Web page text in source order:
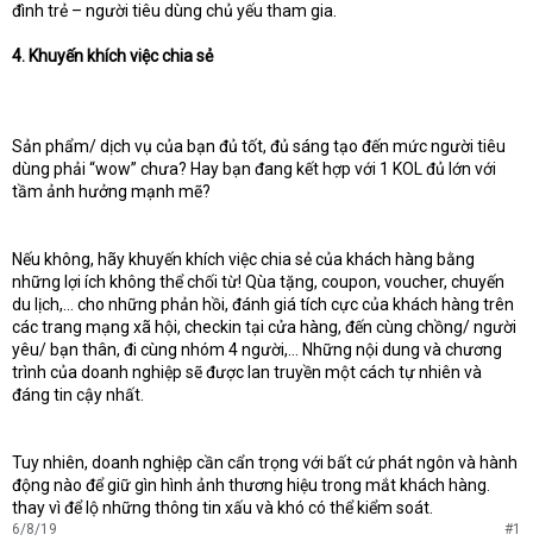
đình trẻ – người tiêu dùng chủ yếu tham gia.
4. Khuyến khích việc chia sẻ
Sản phẩm/ dịch vụ của bạn đủ tốt, đủ sáng tạo đến mức người tiêu
dùng phải “wow” chưa? Hay bạn đang kết hợp với 1 KOL đủ lớn với
tầm ảnh hưởng mạnh mẽ?
Nếu không, hãy khuyến khích việc chia sẻ của khách hàng bằng
những lợi ích không thể chối từ! Qùa tặng, coupon, voucher, chuyến
du lịch,… cho những phản hồi, đánh giá tích cực của khách hàng trên
các trang mạng xã hội, checkin tại cửa hàng, đến cùng chồng/ người
yêu/ bạn thân, đi cùng nhóm 4 người,… Những nội dung và chương
trình của doanh nghiệp sẽ được lan truyền một cách tự nhiên và
đáng tin cậy nhất.
Tuy nhiên, doanh nghiệp cần cẩn trọng với bất cứ phát ngôn và hành
động nào để giữ gìn hình ảnh thương hiệu trong mắt khách hàng.
thay vì để lộ những thông tin xấu và khó có thể kiểm soát.
6/8/19 #1